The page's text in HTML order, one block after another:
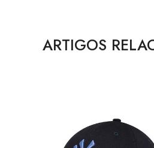
ARTIGOS